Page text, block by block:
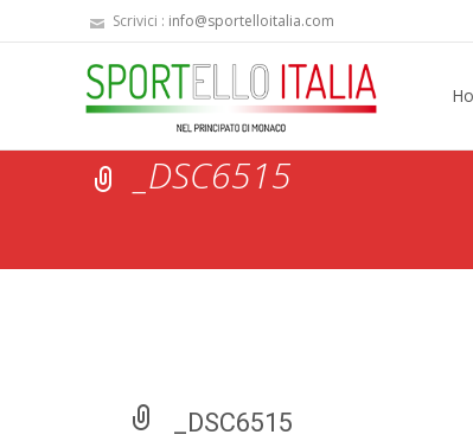
Scrivici : info@sportelloitalia.com
_DSC6515
_DSC6515